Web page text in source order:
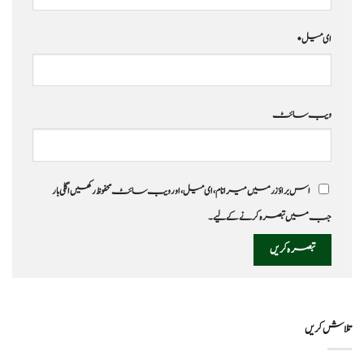
ای میل*
ویب‌ سائٹ
اس براؤزر میں میرا نام، ای میل، اور ویب سائٹ محفوظ رکھیں اگلی بار
جب میں تبصرہ کرنے کےلیے۔
تلاش کریں